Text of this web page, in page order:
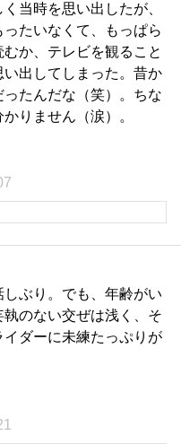
当時を思い出したが、
たいなくて、もっぱら
か、テレビを観ること
出してしまった。昔か
たんだな（笑）。ちな
りません（涙）。
ぶり。でも、年齢がい
のない交ぜは浅く、そ
ダーに未練たっぷりが